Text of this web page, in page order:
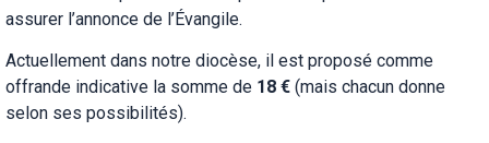
assurer l’annonce de l’Évangile.
Actuellement dans notre diocèse, il est proposé comme
offrande indicative la somme de 18 € (mais chacun donne
selon ses possibilités).